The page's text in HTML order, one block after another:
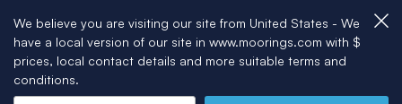
We believe you are visiting our site from United States - We
have a local version of our site in www.moorings.com with $
prices, local contact details and more suitable terms and
conditions.